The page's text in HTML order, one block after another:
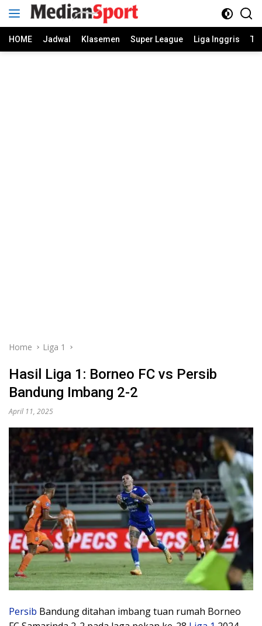
HOME Jadwal Klasemen Super League Liga Inggris
Home Liga 1
Hasil Liga 1: Borneo FC vs Persib
Bandung Imbang 2-2
April 11, 2025
Persib Bandung ditahan imbang tuan rumah Borneo